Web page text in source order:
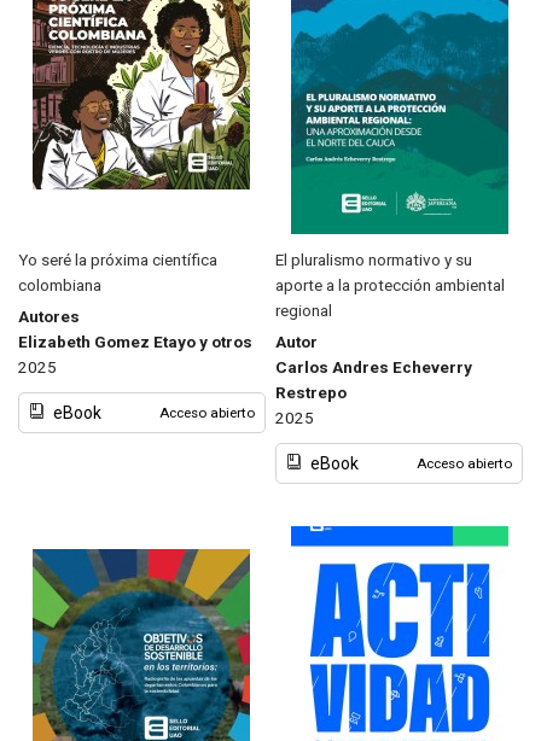
Yo seré la próxima científica
colombiana
Autores
Elizabeth Gomez Etayo y otros
2025
eBook Acceso abierto
El pluralismo normativo y su
aporte a la protección ambiental
regional
Autor
Carlos Andres Echeverry
Restrepo
2025
eBook Acceso abierto